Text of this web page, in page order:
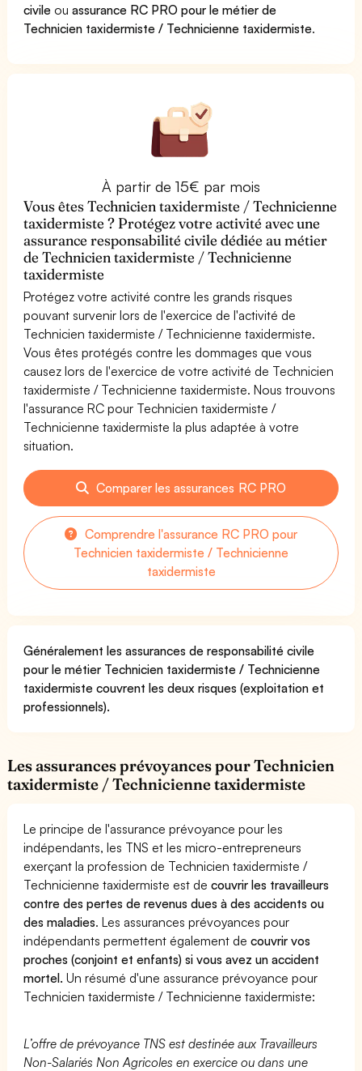
civile ouassurance RC PRO pour le métier de
Technicien taxidermiste / Technicienne taxidermiste.
À partir de 15€ par mois
Vous êtes Technicien taxidermiste / Technicienne
taxidermiste ? Protégez votre activité avec une
assurance responsabilité civile dédiée au métier
de Technicien taxidermiste / Technicienne
taxidermiste
Protégez votre activité contre les grands risques
pouvant survenir lors de l'exercice de l'activité de
Technicien taxidermiste / Technicienne taxidermiste.
Vous êtes protégés contre les dommages que vous
causez lors de l'exercice de votre activité de Technicien
taxidermiste / Technicienne taxidermiste. Nous trouvons
l'assurance RC pour Technicien taxidermiste /
Technicienne taxidermiste la plus adaptée à votre
situation.
Comparer les assurances RC PRO
Comprendre l'assurance RC PRO pour
Technicien taxidermiste / Technicienne
taxidermiste
Généralement les assurances de responsabilité civile
pour le métier Technicien taxidermiste / Technicienne
taxidermiste couvrent les deux risques (exploitation et
professionnels).
Les assurances prévoyances pour Technicien
taxidermiste / Technicienne taxidermiste
Le principe de l'assurance prévoyance pour les
indépendants, les TNS et les micro-entrepreneurs
exerçant la profession de Technicien taxidermiste /
Technicienne taxidermiste est decouvrir les travailleurs
contre des pertes de revenus dues à des accidents ou
des maladies. Les assurances prévoyances pour
indépendants permettent également decouvrir vos
proches (conjoint et enfants) si vous avez un accident
mortel. Un résumé d'une assurance prévoyance pour
Technicien taxidermiste / Technicienne taxidermiste:
L’offre de prévoyance TNS est destinée aux Travailleurs
Non-Salariés Non Agricoles en exercice ou dans une